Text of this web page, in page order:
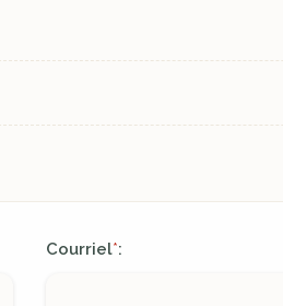
Courriel*: